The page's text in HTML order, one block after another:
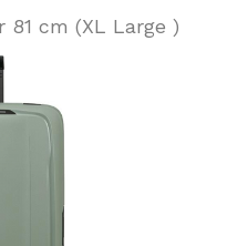
cm (XL Large )